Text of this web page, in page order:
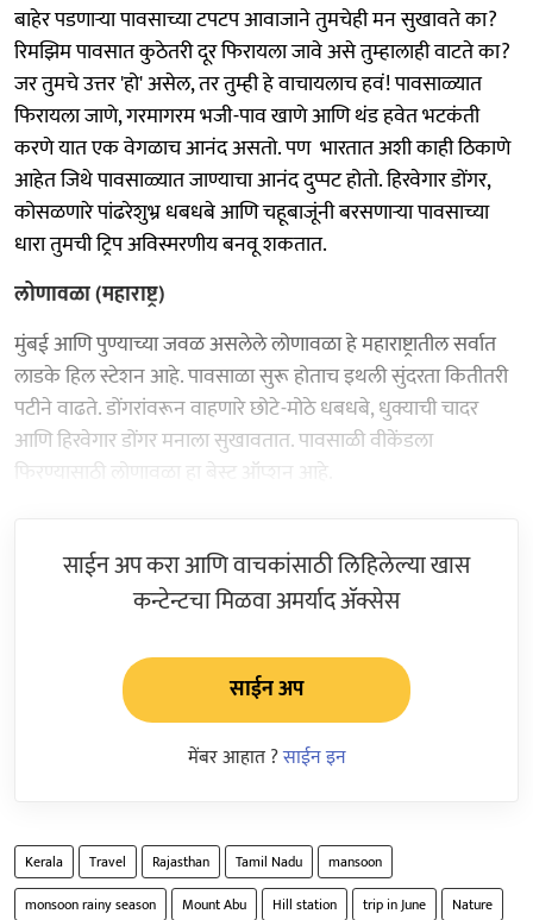
बाहेर पडणाऱ्या पावसाच्या टपटप आवाजाने तुमचेही मन सुखावते का?
रिमझिम पावसात कुठेतरी दूर फिरायला जावे असे तुम्हालाही वाटते का?
जर तुमचे उत्तर 'हो' असेल, तर तुम्ही हे वाचायलाच हवं! पावसाळ्यात
फिरायला जाणे, गरमागरम भजी-पाव खाणे आणि थंड हवेत भटकंती
करणे यात एक वेगळाच आनंद असतो. पण भारतात अशी काही ठिकाणे
आहेत जिथे पावसाळ्यात जाण्याचा आनंद दुप्पट होतो. हिरवेगार डोंगर,
कोसळणारे पांढरेशुभ्र धबधबे आणि चहूबाजूंनी बरसणाऱ्या पावसाच्या
धारा तुमची ट्रिप अविस्मरणीय बनवू शकतात.
लोणावळा (महाराष्ट्र)
मुंबई आणि पुण्याच्या जवळ असलेले लोणावळा हे महाराष्ट्रातील सर्वात
लाडके हिल स्टेशन आहे. पावसाळा सुरू होताच इथली सुंदरता कितीतरी
पटीने वाढते. डोंगरांवरून वाहणारे छोटे-मोठे धबधबे, धुक्याची चादर
आणि हिरवेगार डोंगर मनाला सुखावतात. पावसाळी वीकेंडला
फिरण्यासाठी लोणावळा हा बेस्ट ऑप्शन आहे.
साईन अप करा आणि वाचकांसाठी लिहिलेल्या खास
कन्टेन्टचा मिळवा अमर्याद ॲक्सेस
साईन अप
मेंबर आहात ?साईन इन
Kerala Travel Rajasthan Tamil Nadu
mansoon
monsoon rainy season
Mount Abu Hill station trip in June Nature